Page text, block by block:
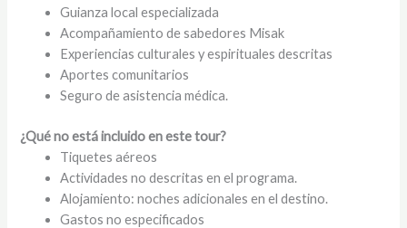
Guianza local especializada
Acompañamiento de sabedores Misak
Experiencias culturales y espirituales descritas
Aportes comunitarios
Seguro de asistencia médica.
¿Qué no está incluido en este tour?
Tiquetes aéreos
Actividades no descritas en el programa.
Alojamiento: noches adicionales en el destino.
Gastos no especificados